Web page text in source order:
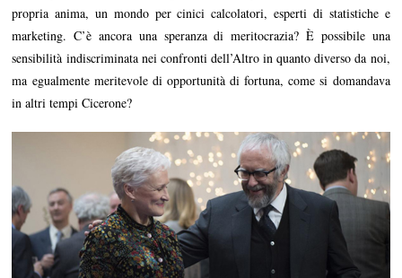
propria anima, un mondo per cinici calcolatori, esperti di statistiche e
marketing. C’è ancora una speranza di meritocrazia? È possibile una
sensibilità indiscriminata nei confronti dell’Altro in quanto diverso da noi,
ma egualmente meritevole di opportunità di fortuna, come si domandava
in altri tempi Cicerone?